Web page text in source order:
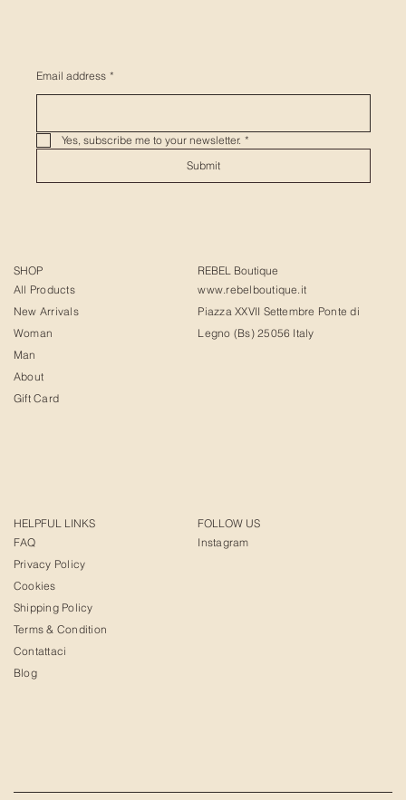
Email address *
Yes, subscribe me to your newsletter. *
Submit
SHOP
All Products
New Arrivals
Woman
Man
About
Gift Card
REBEL Boutique
www.rebelboutique.it
Piazza XXVII Settembre Ponte di
Legno (Bs) 25056 Italy
HELPFUL LINKS
FAQ
Privacy Policy
Cookies
Shipping Policy
Terms & Condition
Contattaci
Blog
FOLLOW US
Instagram